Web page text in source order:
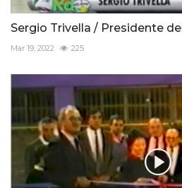
Sergio Trivella / Presidente
Mar 19, 2022 225